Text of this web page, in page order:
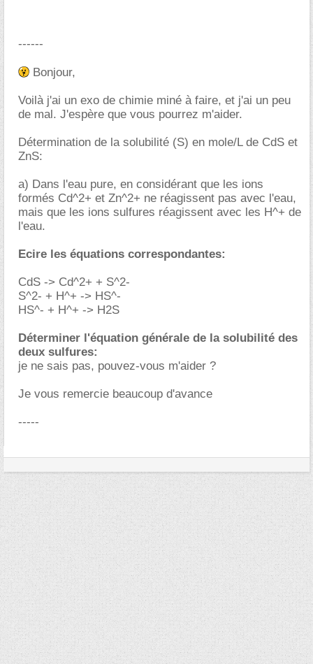
------
Bonjour,
Voilà j'ai un exo de chimie miné à faire, et j'ai un peu
de mal. J'espère que vous pourrez m'aider.
Détermination de la solubilité (S) en mole/L de CdS et
ZnS:
a) Dans l'eau pure, en considérant que les ions
formés Cd^2+ et Zn^2+ ne réagissent pas avec l'eau,
mais que les ions sulfures réagissent avec les H^+ de
l'eau.
Ecire les équations correspondantes:
CdS -> Cd^2+ + S^2-
S^2- + H^+ -> HS^-
HS^- + H^+ -> H2S
Déterminer l'équation générale de la solubilité des
deux sulfures:
je ne sais pas, pouvez-vous m'aider ?
Je vous remercie beaucoup d'avance
-----